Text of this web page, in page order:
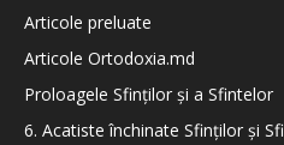
Articole preluate
Articole Ortodoxia.md
Proloagele Sfinților și a Sfintelor
6. Acatiste închinate Sfinților și